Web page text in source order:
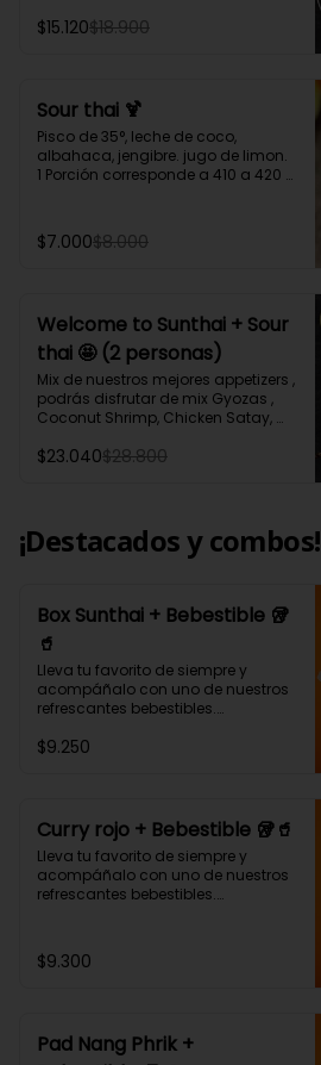
Unidades)
$15.120$18.900
Sour thai 🍹
Pisco de 35°, leche de coco,
albahaca, jengibre. jugo de limon.
1 Porción corresponde a 410 a 420
$7.000$8.000
Welcome to Sunthai + Sour
thai 🤩 (2 personas)
Mix de nuestros mejores appetizers ,
podrás disfrutar de mix Gyozas ,
Coconut Shrimp, Chicken Satay,
Mongolianas, papas fritas en salsa
$23.040$28.800
¡Destacados y combos!
Box Sunthai + Bebestible 🥡
🥤
Lleva tu favorito de siempre y
acompáñalo con uno de nuestros
refrescantes bebestibles.
bases, proteínas, verduras y salsas
$9.250
Curry rojo + Bebestible 🥡🥤
Lleva tu favorito de siempre y
acompáñalo con uno de nuestros
refrescantes bebestibles.
con salsa de curry rojo.🌶🌶 (Debe
elegir su proteína)
$9.300
Pad Nang Phrik +